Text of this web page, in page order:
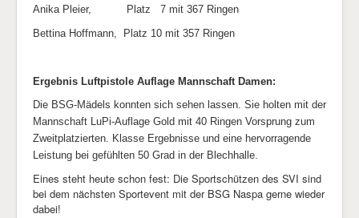
Anika Pleier, Platz 7 mit 367 Ringen
Bettina Hoffmann, Platz 10 mit 357 Ringen
Ergebnis Luftpistole Auflage Mannschaft Damen:
Die BSG-Mädels konnten sich sehen lassen. Sie holten mit der
Mannschaft LuPi-Auflage Gold mit 40 Ringen Vorsprung zum
Zweitplatzierten. Klasse Ergebnisse und eine hervorragende
Leistung bei gefühlten 50 Grad in der Blechhalle.
Eines steht heute schon fest: Die Sportschützen des SVI sind
bei dem nächsten Sportevent mit der BSG Naspa gerne wieder
dabei!